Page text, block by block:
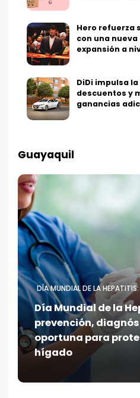
Hero refuerza
con una
expansión a
DiDi impulsa
descuentos y
ganancias
Guayaquil
DÍA MUNDIAL DE LA HEPATITIS:
Día Mundial de la
prevención,
oportuna para
hígado